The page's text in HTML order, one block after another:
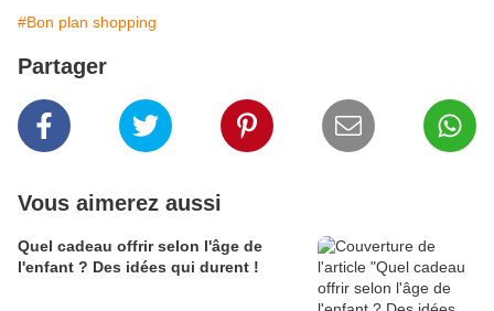
#Bon plan shopping
Partager
Vous aimerez aussi
Quel cadeau offrir selon l'âge de
l'enfant ? Des idées qui durent !